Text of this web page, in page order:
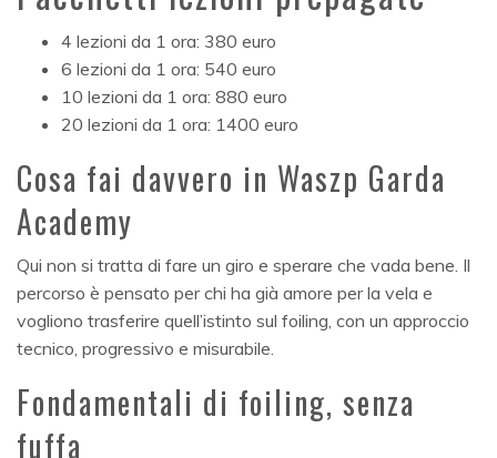
4 lezioni da 1 ora: 380 euro
6 lezioni da 1 ora: 540 euro
10 lezioni da 1 ora: 880 euro
20 lezioni da 1 ora: 1400 euro
Cosa fai davvero in Waszp Garda
Academy
Qui non si tratta di fare un giro e sperare che vada bene. Il
percorso è pensato per chi ha già amore per la vela e
vogliono trasferire quell’istinto sul foiling, con un approccio
tecnico, progressivo e misurabile.
Fondamentali di foiling, senza
fuffa